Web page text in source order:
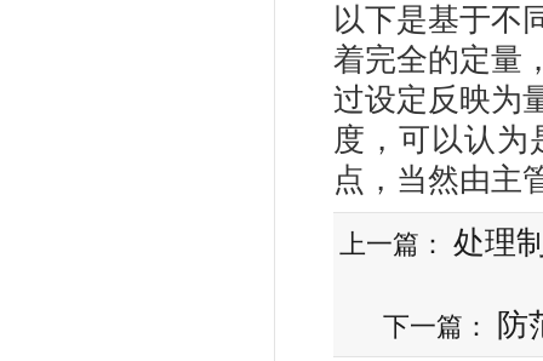
以下是基于不
着完全的定量
过设定反映为
度，可以认为
点，当然由主
上一篇： 处理
下一篇： 防